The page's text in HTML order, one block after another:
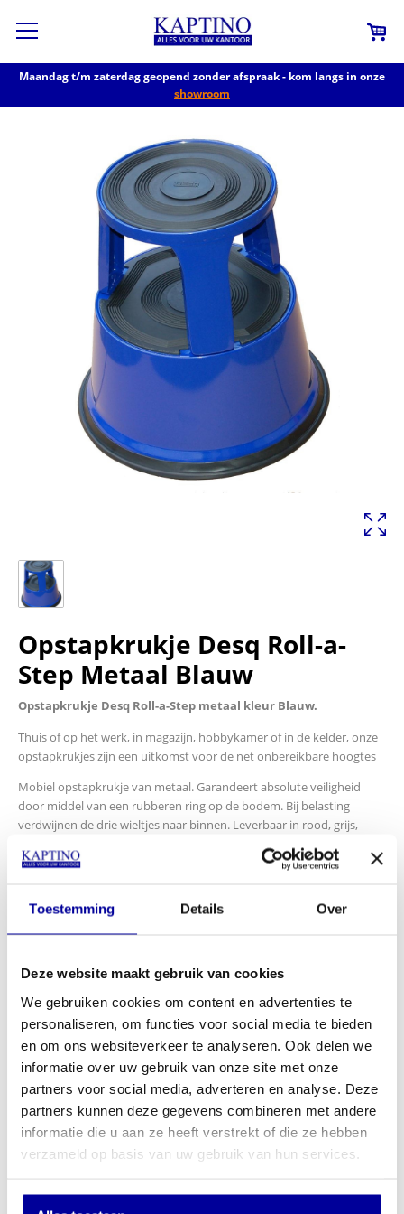
Toestemming Details Over
Deze website maakt gebruik van cookies
We gebruiken cookies om content en advertenties te
personaliseren, om functies voor social media te bieden
en om ons websiteverkeer te analyseren. Ook delen we
informatie over uw gebruik van onze site met onze
partners voor social media, adverteren en analyse. Deze
partners kunnen deze gegevens combineren met andere
informatie die u aan ze heeft verstrekt of die ze hebben
verzameld op basis van uw gebruik van hun services.
Maandag t/m zaterdag geopend zonder afspraak - kom langs in onze
showroom
Opstapkrukje Desq Roll-a-
Step Metaal Blauw
Opstapkrukje Desq Roll-a-Step metaal kleur Blauw.
Thuis of op het werk, in magazijn, hobbykamer of in de kelder, onze
opstapkrukjes zijn een uitkomst voor de net onbereikbare hoogtes
Mobiel opstapkrukje van metaal. Garandeert absolute veiligheid
door middel van een rubberen ring op de bodem. Bij belasting
verdwijnen de drie wieltjes naar binnen. Leverbaar in rood, grijs,
Diameter boven: 290 (mm)
Diameter onder: 435 (mm)
Hoogte: 425 (mm)
INCL BTW: 57,95
In mijn winkelwagen
Offerte aanvragen
Op verlanglijstje